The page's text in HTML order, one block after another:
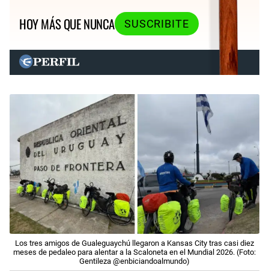
HOY MÁS QUE NUNCA
SUSCRIBITE
Los tres amigos de Gualeguaychú llegaron a Kansas City tras casi diez
meses de pedaleo para alentar a la Scaloneta en el Mundial 2026. (Foto:
Gentileza @enbiciandoalmundo)